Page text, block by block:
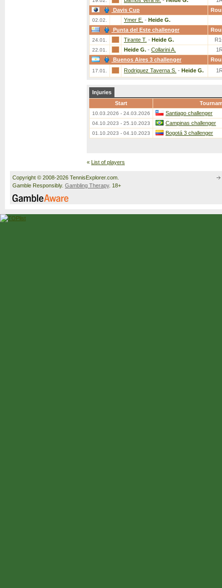
Davis Cup
02.02. Ymer E. - Heide G.
Punta del Este challenger
24.01. Tirante T. - Heide G.
22.01. Heide G. - Collarini A.
Buenos Aires 3 challenger
17.01. Rodriguez Taverna S. - Heide G.
Injuries
Start
10.03.2026 - 24.03.2026 Santiago challenger
04.10.2023 - 25.10.2023 Campinas challenger
01.10.2023 - 04.10.2023 Bogotá 3 challenger
« List of players
Copyright © 2008-2026 TennisExplorer.com.
Gamble Responsibly. Gambling Therapy. 18+